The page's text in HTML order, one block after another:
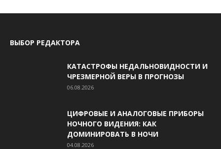
ВЫБОР РЕДАКТОРА
КАТАСТРОФЫ НЕДАЛЬНОВИДНОСТИ И
ЧРЕЗМЕРНОЙ ВЕРЫ В ПРОГНОЗЫ
06.08.2026
ЦИФРОВЫЕ И АНАЛОГОВЫЕ ПРИБОРЫ
НОЧНОГО ВИДЕНИЯ: КАК
ДОМИНИРОВАТЬ В НОЧИ
04.08.2026